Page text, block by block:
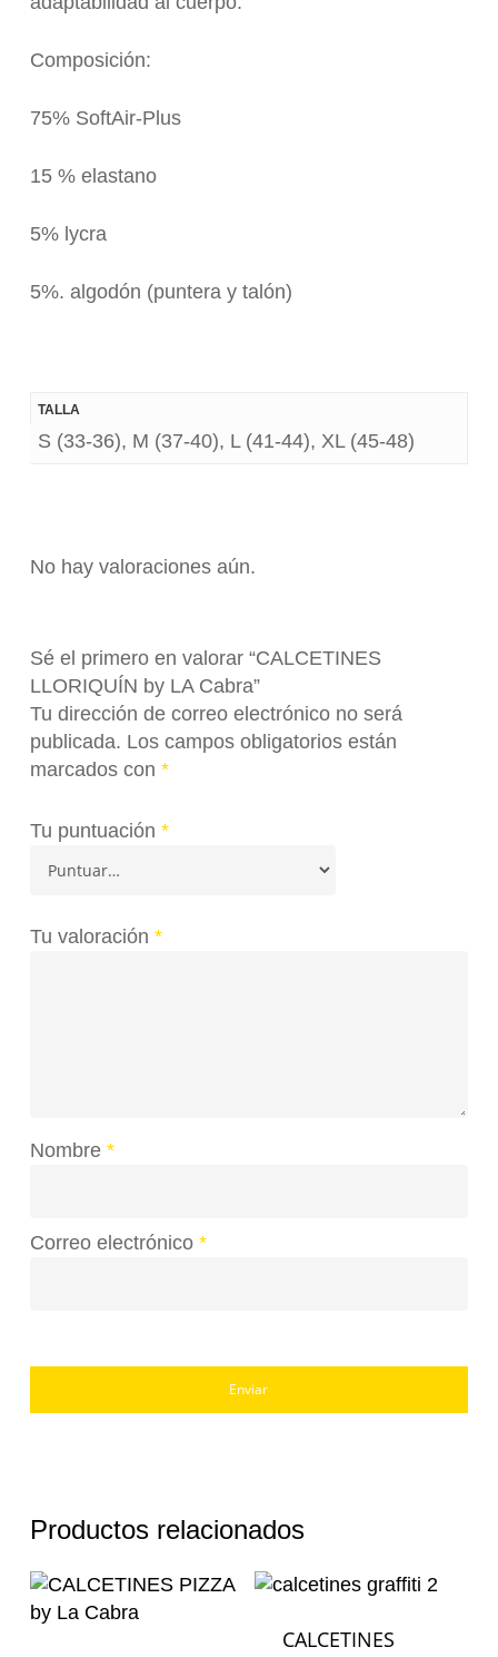
Composición:
75% SoftAir-Plus
15 % elastano
5% lycra
5%. algodón (puntera y talón)
TALLA
S (33-36), M (37-40), L (41-44), XL (45-48)
No hay valoraciones aún.
Sé el primero en valorar “CALCETINES
LLORIQUÍN by LA Cabra”
Tu dirección de correo electrónico no será
publicada. Los campos obligatorios están
marcados con *
Tu puntuación *
Tu valoración *
Nombre *
Correo electrónico *
Productos relacionados
CALCETINES